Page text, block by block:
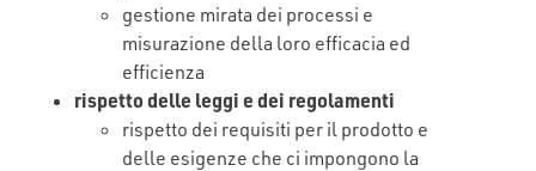
gestione mirata dei processi e
misurazione della loro efficacia ed
efficienza
rispetto delle leggi e dei regolamenti
rispetto dei requisiti per il prodotto e
delle esigenze che ci impongono la